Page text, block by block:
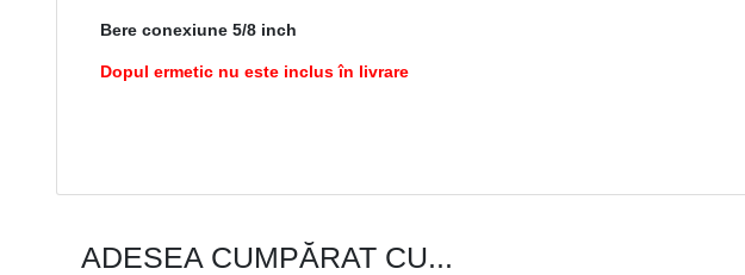
Bere conexiune 5/8 inch
Dopul ermetic nu este inclus în livrare
ADESEA CUMPĂRAT CU...